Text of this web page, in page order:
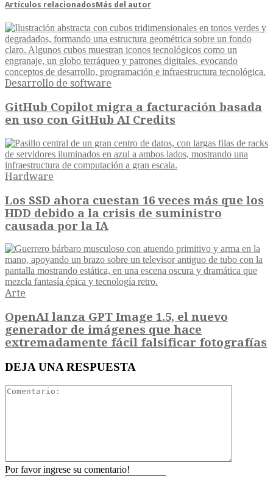
Artículos relacionadosMás del autor
Desarrollo de software
GitHub Copilot migra a facturación basada
en uso con GitHub AI Credits
Hardware
Los SSD ahora cuestan 16 veces más que los
HDD debido a la crisis de suministro
causada por la IA
Arte
OpenAI lanza GPT Image 1.5, el nuevo
generador de imágenes que hace
extremadamente fácil falsificar fotografías
DEJA UNA RESPUESTA
Por favor ingrese su comentario!